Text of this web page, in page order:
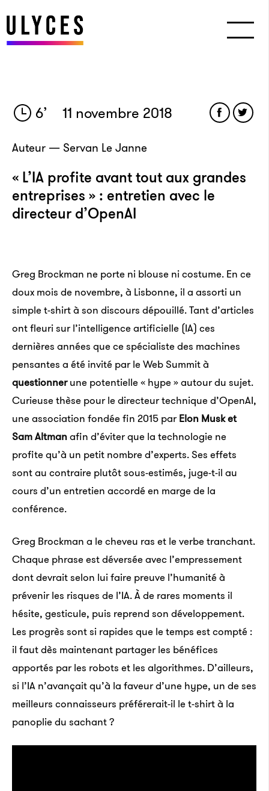
6’ 11 novembre 2018
Auteur — Servan Le Janne
« L’IA profite avant tout aux grandes
entreprises » : entretien avec le
directeur d’OpenAI
Greg Brockman ne porte ni blouse ni costume. En ce
doux mois de novembre, à Lisbonne, il a assorti un
simple t-shirt à son discours dépouillé. Tant d’articles
ont fleuri sur l’intelligence artificielle (IA) ces
dernières années que ce spécialiste des machines
pensantes a été invité par le Web Summit à
questionnerune potentielle « hype » autour du sujet.
Curieuse thèse pour le directeur technique d’OpenAI,
une association fondée fin 2015 parElon Musk et
Sam Altmanafin d’éviter que la technologie ne
profite qu’à un petit nombre d’experts. Ses effets
sont au contraire plutôt sous-estimés, juge-t-il au
cours d’un entretien accordé en marge de la
conférence.
Greg Brockman a le cheveu ras et le verbe tranchant.
Chaque phrase est déversée avec l’empressement
dont devrait selon lui faire preuve l’humanité à
prévenir les risques de l’IA. À de rares moments il
hésite, gesticule, puis reprend son développement.
Les progrès sont si rapides que le temps est compté :
il faut dès maintenant partager les bénéfices
apportés par les robots et les algorithmes. D’ailleurs,
si l’IA n’avançait qu’à la faveur d’une hype, un de ses
meilleurs connaisseurs préférerait-il le t-shirt à la
panoplie du sachant ?